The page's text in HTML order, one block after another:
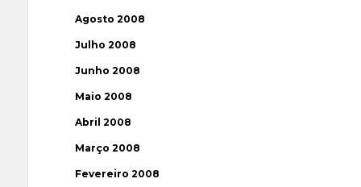
Agosto 2008
Julho 2008
Junho 2008
Maio 2008
Abril 2008
Março 2008
Fevereiro 2008